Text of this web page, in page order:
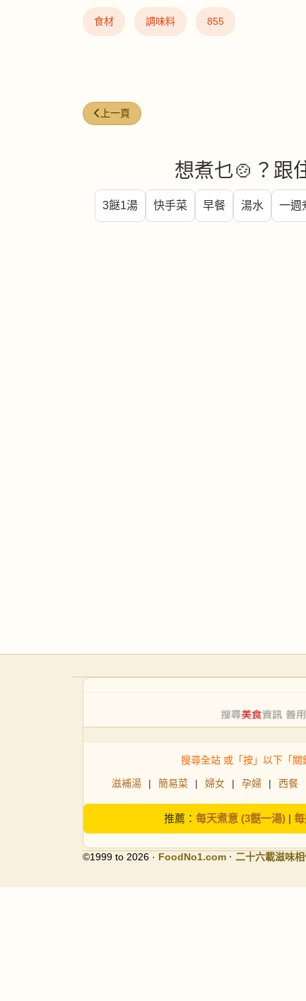
食材 調味料 855
上一篇文章: 煉奶 (Condensed milk)
上一頁
想煮乜🍲？跟
3餸1湯 快手菜 早餐 湯水 一週
搜尋全站 或「按」以下「關
滋補湯 | 簡易菜 | 婦女 | 孕婦 | 西餐
推薦： 每天煮意 (3餸一湯)|
©1999 to 2026 · FoodNo1.com · 二十六載滋味